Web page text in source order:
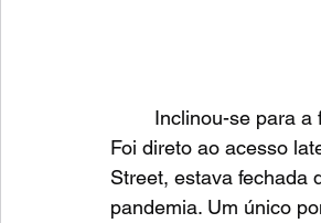
Foi direto ao acesso
Street, estava fechada
pandemia. Um único